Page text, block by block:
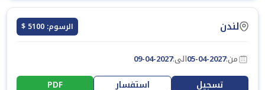
لندن الرسوم: 5100 $
من:05-04-2027الى:09-04-2027
تسجيل استفسار PDF